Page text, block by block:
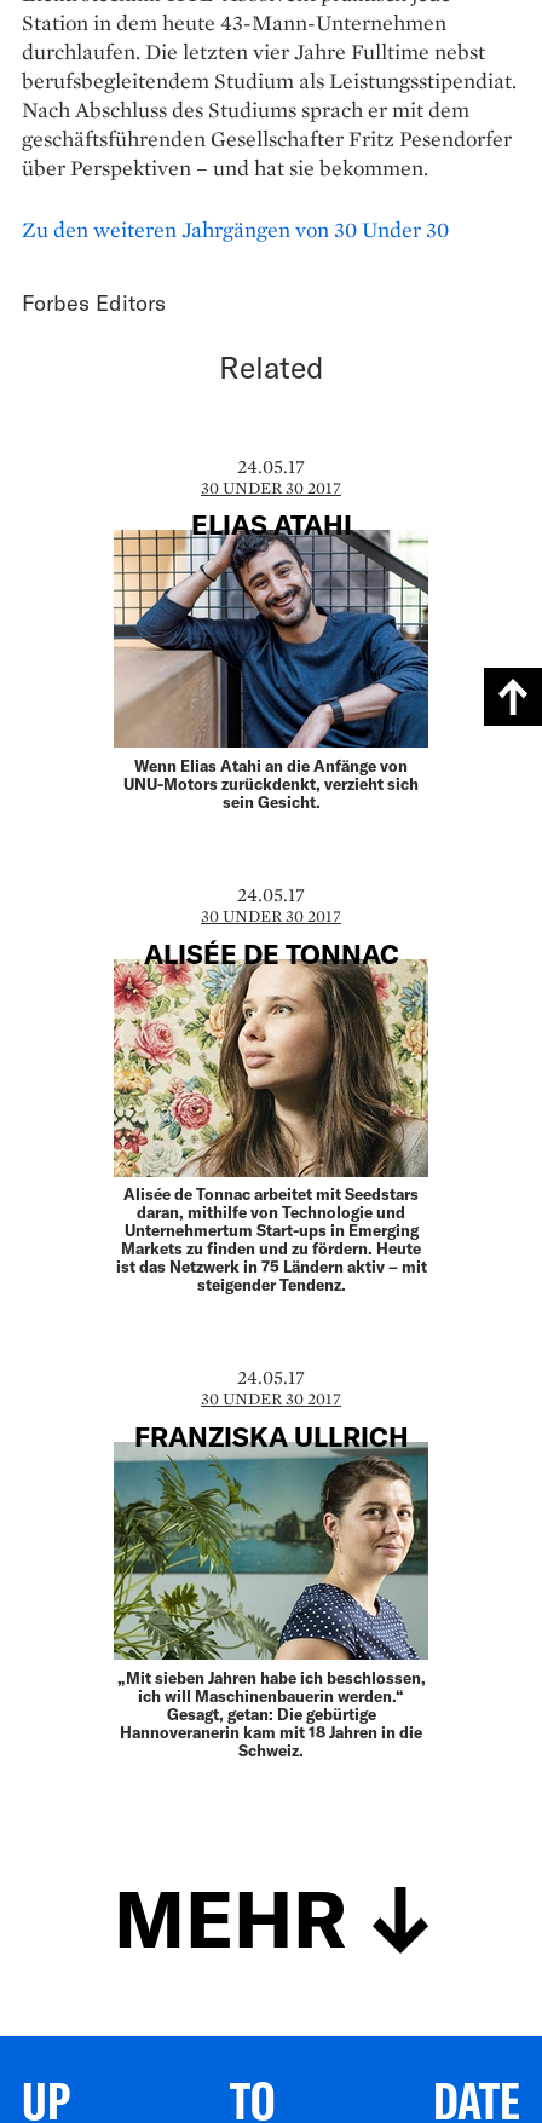
Station in dem heute 43-Mann-Unternehmen
durchlaufen. Die letzten vier Jahre Fulltime nebst
berufsbegleitendem Studium als Leistungsstipendiat.
Nach Abschluss des Studiums sprach er mit dem
geschäftsführenden Gesellschafter Fritz Pesendorfer
über Perspektiven – und hat sie bekommen.
Zu den weiteren Jahrgängen von 30 Under 30
Forbes Editors
Related
24.05.17
30 UNDER 30 2017
ELIAS ATAHI
Wenn Elias Atahi an die Anfänge von
UNU-Motors zurückdenkt, verzieht sich
sein Gesicht.
24.05.17
30 UNDER 30 2017
ALISÉE DE TONNAC
Alisée de Tonnac arbeitet mit Seedstars
daran, mithilfe von Technologie und
Unternehmertum Start-ups in Emerging
Markets zu finden und zu fördern. Heute
ist das Netzwerk in 75 Ländern aktiv – mit
steigender Tendenz.
24.05.17
30 UNDER 30 2017
FRANZISKA ULLRICH
„Mit sieben Jahren habe ich beschlossen,
ich will Maschinenbauerin werden.“
Gesagt, getan: Die gebürtige
Hannoveranerin kam mit 18 Jahren in die
Schweiz.
MEHR
UP TO DATE